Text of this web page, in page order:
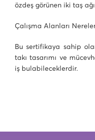
özdeş görünen iki taş
Çalışma Alanları
Bu sertifikaya sahip
takı tasarımı ve
iş bulabileceklerdir.